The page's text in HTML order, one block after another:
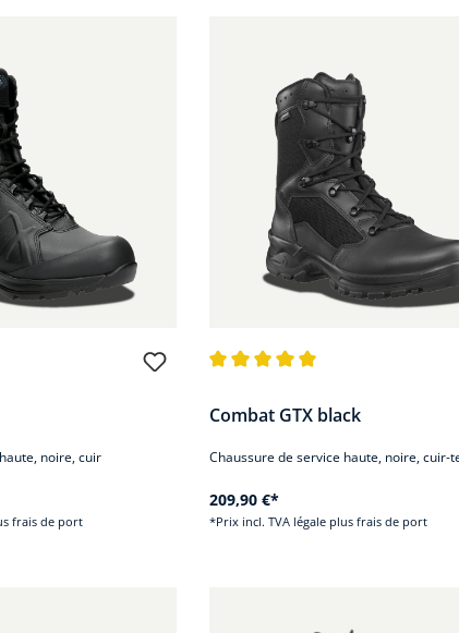
noire, cuir
frais de port
Combat GTX black
Chaussure de service haute, noire, cuir-
209,90 €*
*Prix incl. TVA légale plus frais de port